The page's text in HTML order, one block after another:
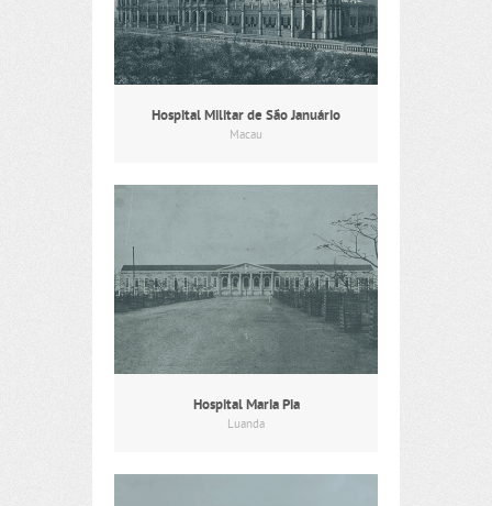
Hospital Militar de São Januário
Macau
Hospital Maria Pia
Luanda